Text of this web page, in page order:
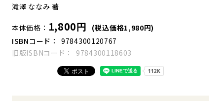
滝澤 ななみ 著
本体価格 1,800円
(税込価格1,980円)
ISBNコード
9784300120767
旧版ISBNコード
9784300118603